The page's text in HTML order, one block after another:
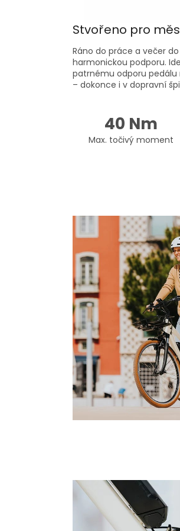
Stvořeno pro
Ráno do práce a večer
harmonickou podporu.
patrnému odporu pedálu
– dokonce i v dopravní
40 Nm
Max. točivý moment